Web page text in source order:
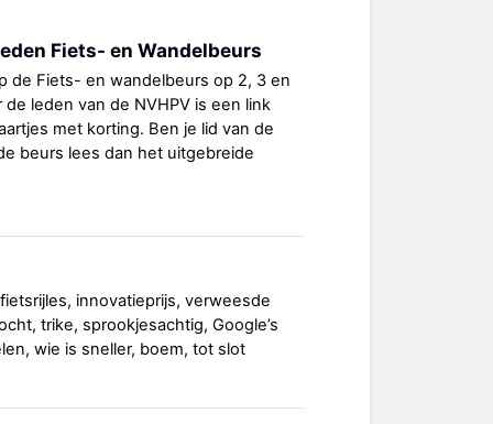
🡺
Fiets- en Wandelbeurs
de Fiets- en wandelbeurs op 2, 3 en
de leden van de NVHPV is een link
met korting. Ben je lid van de
beurs lees dan het uitgebreide
innovatieprijs, verweesde
trike, sprookjesachtig, Google’s
wie is sneller, boem, tot slot